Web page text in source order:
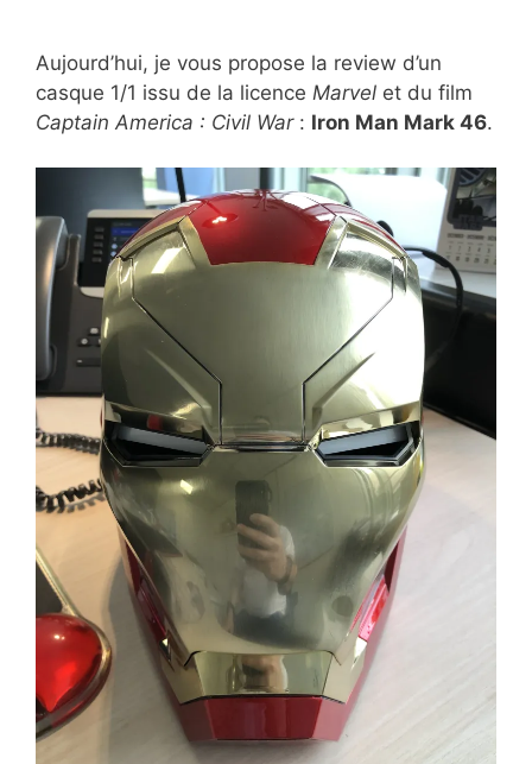
Aujourd’hui, je vous propose la review d’un
casque 1/1 issu de la licence Marvel et du film
Captain America : Civil War: Iron Man Mark 46.